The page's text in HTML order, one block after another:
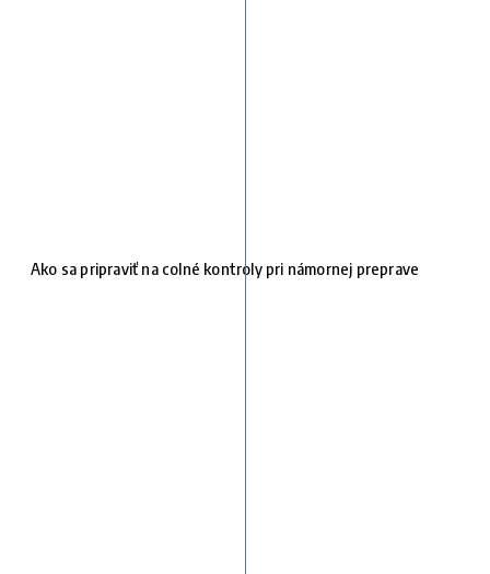
Ako sa pripraviť na colné kontroly pri námornej preprave